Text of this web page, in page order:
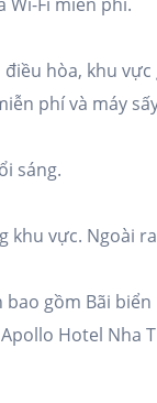
hòa, khu
phí và máy
sáng.
vực. Ngoài
gồm Bãi
Hotel Nha